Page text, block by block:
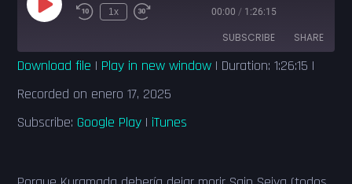
Play
Episode
1x 00:00 / 1:26:15
SUBSCRIBE SHARE
RSS FEED
SHARE
LINK
Download file | Play in new window | Duration: 1:26:15 |
Recorded on enero 17, 2025
Subscribe: Google Play | iTunes